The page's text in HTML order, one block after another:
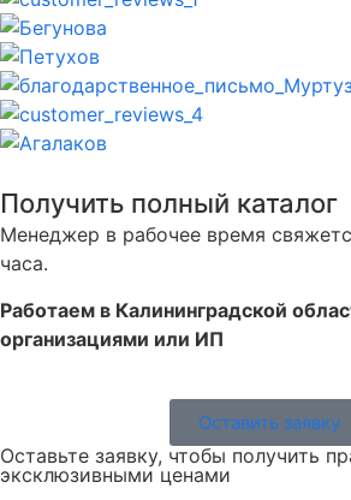
Получить полный каталог
Менеджер в рабочее время
часа.
Работаем в Калининградской
организациями или ИП
Оставить заявку
Оставьте заявку, чтобы получить
эксклюзивными ценами